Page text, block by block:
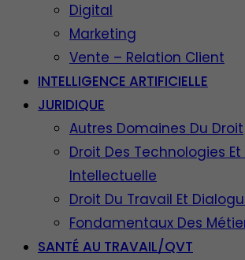
Digital
Marketing
Vente – Relation Client
INTELLIGENCE ARTIFICIELLE
JURIDIQUE
Autres Domaines Du Droit
Droit Des Technologies
Intellectuelle
Droit Du Travail Et
Fondamentaux Des
SANTÉ AU TRAVAIL/QVT